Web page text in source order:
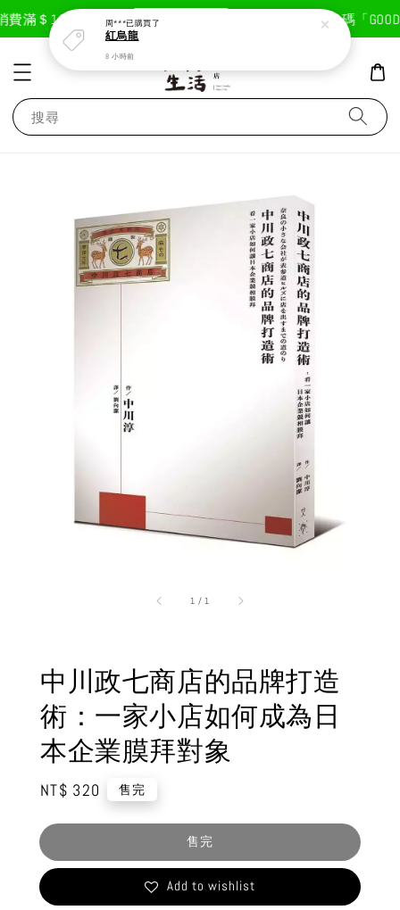
滿＄1800免運費 現在去購物！ 首次註冊輸入折扣碼「
搜尋
1 / 1
中川政七商店的品牌打造
術：一家小店如何成為日
本企業膜拜對象
Regular
NT$ 320 售完
售完
Add to wishlist
周***已購買了
紅烏龍
8 小時前